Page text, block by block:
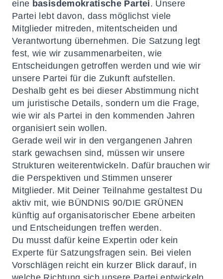
eine basisdemokratische Partei. Unsere
Partei lebt davon, dass möglichst viele
Mitglieder mitreden, mitentscheiden und
Verantwortung übernehmen. Die Satzung legt
fest, wie wir zusammenarbeiten, wie
Entscheidungen getroffen werden und wie wir
unsere Partei für die Zukunft aufstellen.
Deshalb geht es bei dieser Abstimmung nicht
um juristische Details, sondern um die Frage,
wie wir als Partei in den kommenden Jahren
organisiert sein wollen.
Gerade weil wir in den vergangenen Jahren
stark gewachsen sind, müssen wir unsere
Strukturen weiterentwickeln. Dafür brauchen wir
die Perspektiven und Stimmen unserer
Mitglieder. Mit Deiner Teilnahme gestaltest Du
aktiv mit, wie BÜNDNIS 90/DIE GRÜNEN
künftig auf organisatorischer Ebene arbeiten
und Entscheidungen treffen werden.
Du musst dafür keine Expertin oder kein
Experte für Satzungsfragen sein. Bei vielen
Vorschlägen reicht ein kurzer Blick darauf, in